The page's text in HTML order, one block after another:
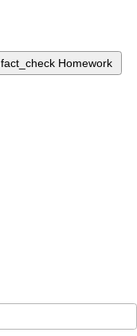
fact_check Homework